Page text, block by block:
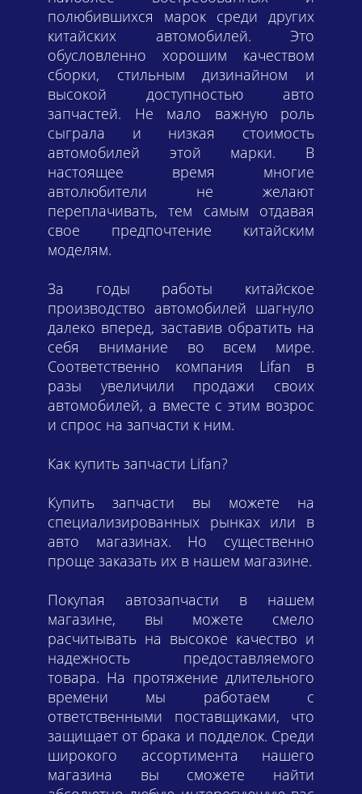
полюбившихся марок среди других
китайских автомобилей. Это
обусловленно хорошим качеством
сборки, стильным дизинайном и
высокой доступностью авто
запчастей. Не мало важную роль
сыграла и низкая стоимость
автомобилей этой марки. В
настоящее время многие
автолюбители не желают
переплачивать, тем самым отдавая
свое предпочтение китайским
моделям.
За годы работы китайское
производство автомобилей шагнуло
далеко вперед, заставив обратить на
себя внимание во всем мире.
Соответственно компания Lifan в
разы увеличили продажи своих
автомобилей, а вместе с этим возрос
и спрос на запчасти к ним.
Как купить запчасти Lifan?
Купить запчасти вы можете на
специализированных рынках или в
авто магазинах. Но существенно
проще заказать их в нашем магазине.
Покупая автозапчасти в нашем
магазине, вы можете смело
расчитывать на высокое качество и
надежность предоставляемого
товара. На протяжение длительного
времени мы работаем с
ответственными поставщиками, что
защищает от брака и подделок. Среди
широкого ассортимента нашего
магазина вы сможете найти